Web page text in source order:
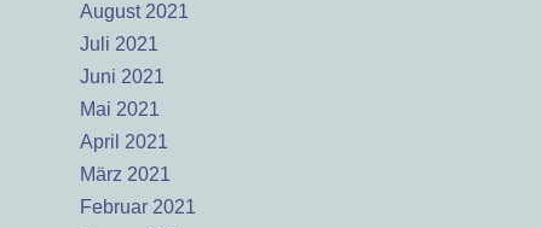
August 2021
Juli 2021
Juni 2021
Mai 2021
April 2021
März 2021
Februar 2021